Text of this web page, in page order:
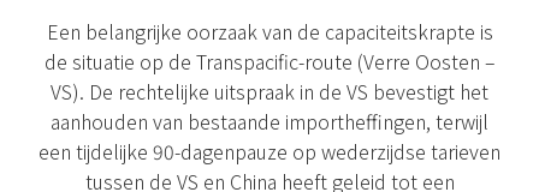
Een belangrijke oorzaak van de capaciteitskrapte is
de situatie op de Transpacific-route (Verre Oosten –
VS). De rechtelijke uitspraak in de VS bevestigt het
aanhouden van bestaande importheffingen, terwijl
een tijdelijke 90-dagenpauze op wederzijdse tarieven
tussen de VS en China heeft geleid tot een